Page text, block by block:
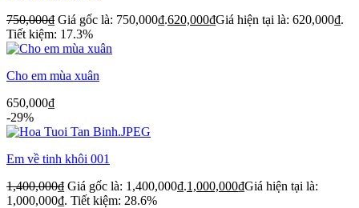
750,000₫ Giá gốc là: 750,000₫.620,000₫Giá hiện tại là: 620,000₫.
Tiết kiệm: 17.3%
Cho em mùa xuân
650,000₫
-29%
Em về tinh khôi 001
1,400,000₫ Giá gốc là: 1,400,000₫.1,000,000₫Giá hiện tại là:
1,000,000₫. Tiết kiệm: 28.6%